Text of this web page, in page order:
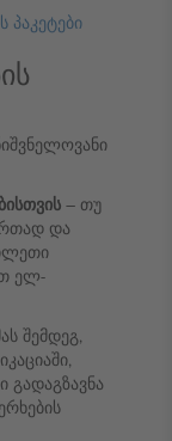
– თუ
და
ელ-
შემდეგ,
გადაგზავნა